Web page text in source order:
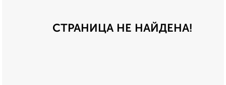
СТРАНИЦА НЕ НАЙДЕНА!